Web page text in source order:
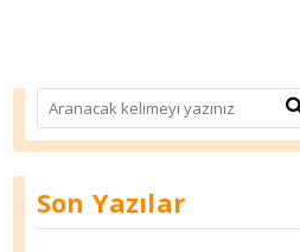
Son Yazılar